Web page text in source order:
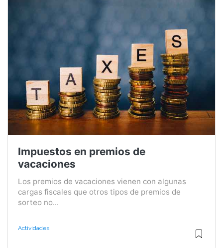
Impuestos en premios de
vacaciones
Los premios de vacaciones vienen con algunas
cargas fiscales que otros tipos de premios de
sorteo no...
Actividades